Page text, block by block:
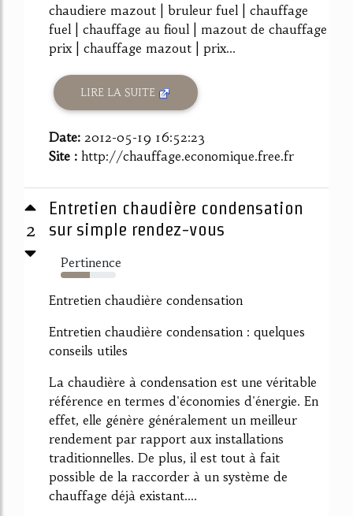
chaudiere mazout | bruleur fuel | chauffage
fuel | chauffage au fioul | mazout de chauffage
prix | chauffage mazout | prix...
LIRE LA SUITE
Date: 2012-05-19 16:52:23
Site : http://chauffage.economique.free.fr
2
Entretien chaudière condensation
sur simple rendez-vous
Pertinence
53%
Entretien chaudière condensation
Entretien chaudière condensation : quelques
conseils utiles
La chaudière à condensation est une véritable
référence en termes d'économies d'énergie. En
effet, elle génère généralement un meilleur
rendement par rapport aux installations
traditionnelles. De plus, il est tout à fait
possible de la raccorder à un système de
chauffage déjà existant....